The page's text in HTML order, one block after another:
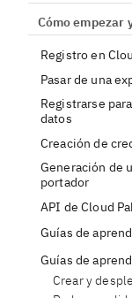
Cómo empezar
Registro en
Pasar de una
Registrarse
datos
Creación de
Generación de
portador
API de Cloud
Guías de
Guías de
Crear y